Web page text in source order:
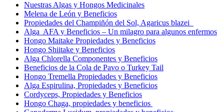
Nuestras Algas y Hongos Medicinales
Melena de León y Beneficios
Propiedades del Champiñón del Sol, Agaricus blazei
Alga AFA y Beneficios – Un milagro para algunos enfermos
Hongo Maitake Propiedades y Beneficios
Hongo Shiitake y Beneficios
Alga Chlorella Componentes y Beneficios
Beneficios de la Cola de Pavo o Turkey Tail
Hongo Tremella Propiedades y Beneficios
Alga Espirulina, Propiedades y Beneficios
Cordyceps, Propiedades y Beneficios
Hongo Chaga, propiedades y beneficios